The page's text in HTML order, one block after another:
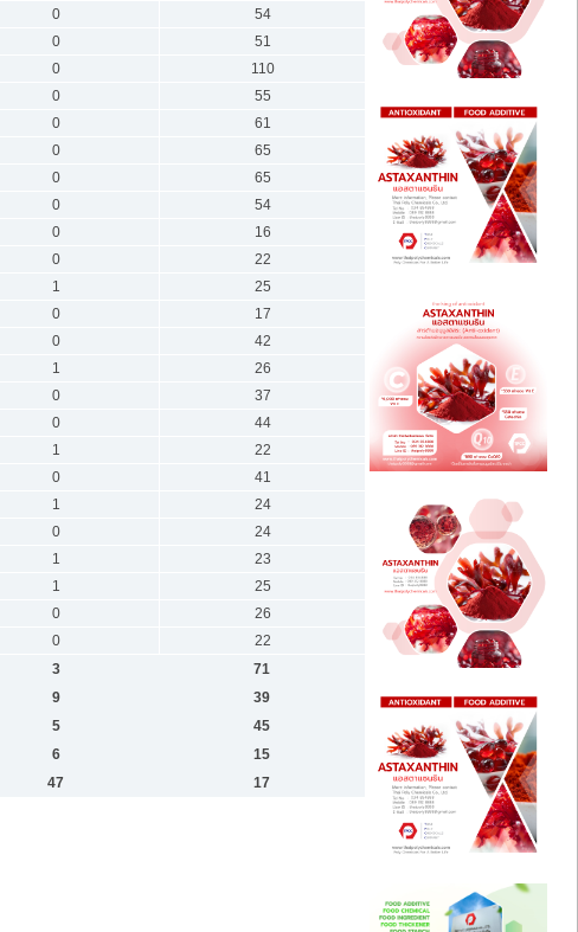
0
54
0
51
0
110
0
55
0
61
0
65
0
65
0
54
0
16
0
22
1
25
0
17
0
42
1
26
0
37
0
44
1
22
0
41
1
24
0
24
1
23
1
25
0
26
0
22
3
71
9
39
5
45
6
15
47 17